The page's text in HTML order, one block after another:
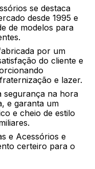
se destaca
desde 1995 e
de modelos para
por um
do cliente e
e lazer.
segurança na hora
e garanta um
e cheio de estilo
e Acessórios e
certeiro para o